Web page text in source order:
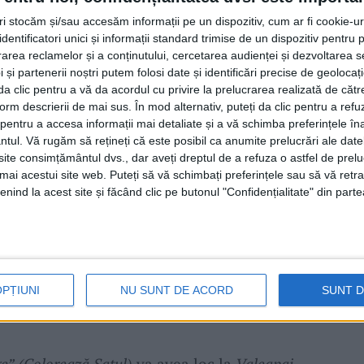
stocăm și/sau accesăm informații pe un dispozitiv, cum ar fi cookie-
unici și informații standard trimise de un dispozitiv pentru
reclamelor și a conținutului, cercetarea audienței și dezvoltarea
și partenerii noștri putem folosi date și identificări precise de
clic pentru a vă da acordul cu privire la prelucrarea realizată de
descrierii de mai sus. În mod alternativ, puteți da clic pentru a
a accesa informații mai detaliate și a vă schimba preferințele
Vă rugăm să rețineți că este posibil ca anumite prelucrări ale
consimțământul dvs., dar aveți dreptul de a refuza o astfel de
acestui site web. Puteți să vă schimbați preferințele sau să vă
la acest site și făcând clic pe butonul "Confidențialitate" din
NU SUNT DE ACORD SUNT
a descoperit lucruri destul de
ce ilustrează faptul că, pe vremuri, casele
era cele care făceau această
la foc. Se dădea cu var simplu, un
igienă şi de respect.
îşi zugrăveau casele în fiecare an. Era o
ţinea de igienă, de frumos şi de respect
puneau repede mâncarea pe plită, apoi
la prânz erau gata şi mâncarea, şi
să fie gata mâncarea la prânz, iar
a precizat echipa de laAcasă în Banat.